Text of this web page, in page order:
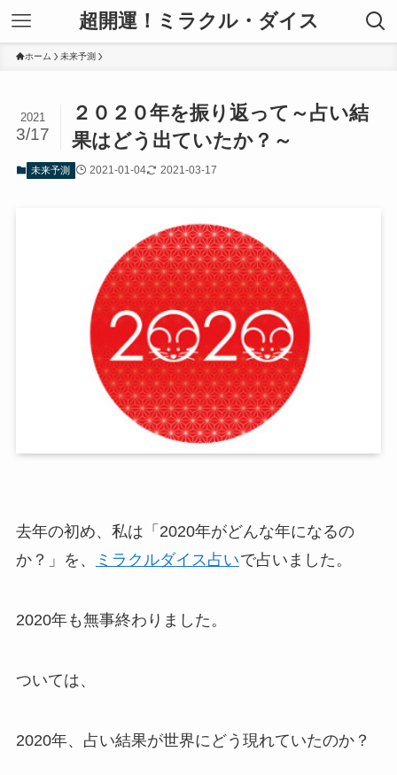
超開運！ミラクル・ダイス
ホーム 未来予測
２０２０年を振り返って～占い結
果はどう出ていたか？～
2021
3/17
未来予測 2021-01-04 2021-03-17
去年の初め、私は「2020年がどんな年になるの
か？」を、
ミラクルダイス占いで占いました。
2020年も無事終わりました。
ついては、
2020年、占い結果が世界にどう現れていたのか？